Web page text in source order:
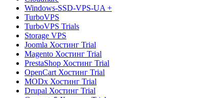
Windows-SSD-VPS-UA +
TurboVPS
TurboVPS Trials
Storage VPS
Joomla Хостинг Trial
Magento Хостинг Trial
PrestaShop Хостинг Trial
OpenCart Хостинг Trial
MODx Хостинг Trial
Drupal Хостинг Trial